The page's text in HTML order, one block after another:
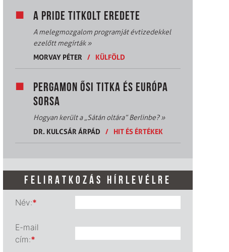
A PRIDE TITKOLT EREDETE
A melegmozgalom programját évtizedekkel
ezelőtt megírták»
MORVAY PÉTER
/ KÜLFÖLD
PERGAMON ŐSI TITKA ÉS EURÓPA
SORSA
Hogyan került a „Sátán oltára” Berlinbe?»
DR. KULCSÁR ÁRPÁD
/ HIT ÉS ÉRTÉKEK
FELIRATKOZÁS HÍRLEVÉLRE
Név:*
E-mail
cím:*